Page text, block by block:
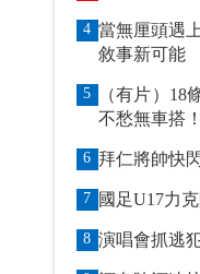
4 當無厘頭遇上時代審美
敘事新可能
5
（有片）
不愁無車搭！
6 拜仁將帥快
7 國足U17力
8 演唱會抓逃